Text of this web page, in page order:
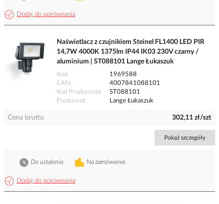
Dodaj do porównania
Naświetlacz z czujnikiem Steinel FL1400 LED PIR
14,7W 4000K 1375lm IP44 IK03 230V czarny /
aluminium | ST088101 Lange Łukaszuk
Kod
1969588
EAN
4007841088101
Kod Producenta
ST088101
Producent
Lange Łukaszuk
Cena brutto 302,11 zł/szt
Pokaż szczegóły
Dodaj do porównania
Na zamówienie
Do ustalenia